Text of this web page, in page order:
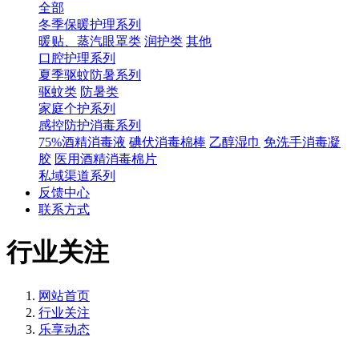
全部
冬季保暖护理系列
暖贴、蒸汽眼罩类 润护类 其他
口腔护理系列
夏季驱蚊防暑系列
驱蚊类 防暑类
家庭个护系列
感控防护消毒系列
75%酒精消毒液 碘伏消毒棉棒 乙醇湿巾 免洗手消毒凝
胶 医用酒精消毒棉片
私域渠道系列
反馈中心
联系方式
行业关注
网站首页
行业关注
乐享动态